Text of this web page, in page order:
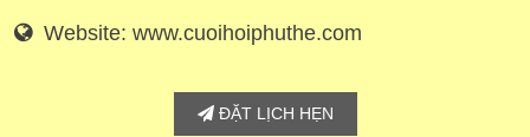
Website: www.cuoihoiphuthe.com
ĐẶT LỊCH HẸN